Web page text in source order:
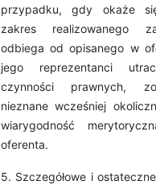
przypadku, gdy okaże
zakres realizowanego
odbiega od opisanego w
jego reprezentanci
czynności prawnych,
nieznane wcześniej
wiarygodność
oferenta.
5. Szczegółowe i